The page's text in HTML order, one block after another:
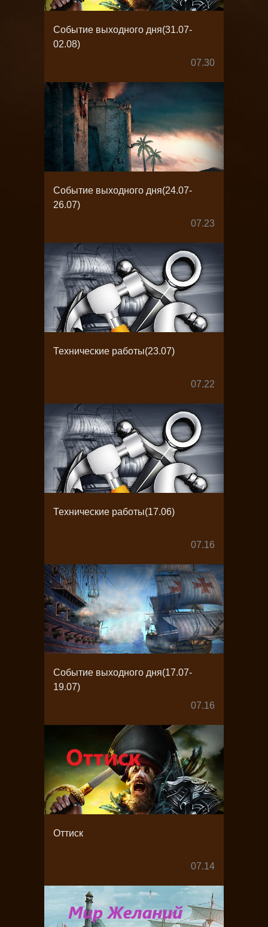
Событие выходного дня(31.07-
02.08)
07.30
Событие выходного дня(24.07-
26.07)
07.23
Технические работы(23.07)
07.22
Технические работы(17.06)
07.16
Событие выходного дня(17.07-
19.07)
07.16
Оттиск
07.14